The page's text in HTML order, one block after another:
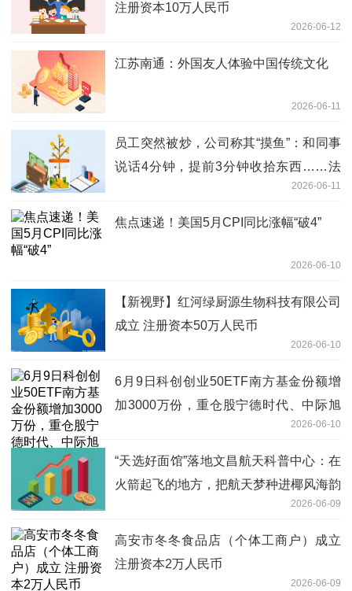
注册资本10万人民币
2026-06-12
江苏南通：外国友人体验中国传统文化
2026-06-11
员工突然被炒，公司称其“摸鱼”：和同事
说话4分钟，提前3分钟收拾东西……法
2026-06-11
焦点速递！美国5月CPI同比涨幅“破4”
2026-06-10
【新视野】红河绿厨源生物科技有限公司
成立 注册资本50万人民币
2026-06-10
6月9日科创创业50ETF南方基金份额增
加3000万份，重仓股宁德时代、中际旭
2026-06-10
“天选好面馆”落地文昌航天科普中心：在
火箭起飞的地方，把航天梦种进椰风海韵
2026-06-09
高安市冬冬食品店（个体工商户）成立
注册资本2万人民币
2026-06-09